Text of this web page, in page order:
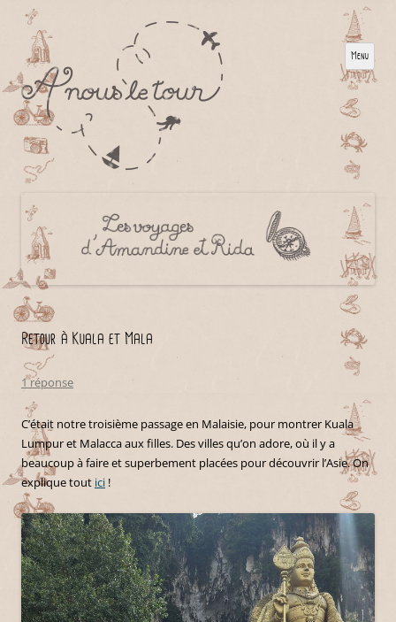
Menu
Retour à Kuala et Mala
1 réponse
C’était notre troisième passage en Malaisie, pour montrer Kuala
Lumpur et Malacca aux filles. Des villes qu’on adore, où il y a
beaucoup à faire et superbement placées pour découvrir l’Asie. On
explique tout ici !